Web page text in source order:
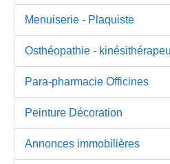
Menuiserie - Plaquiste
Osthéopathie -
Para-pharmacie Officines
Peinture Décoration
Annonces immobilières